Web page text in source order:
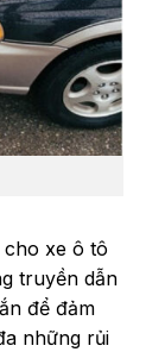
xe ô tô
truyền dẫn
để đảm
những rủi